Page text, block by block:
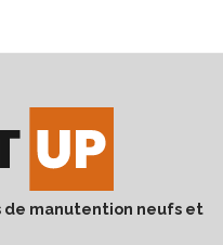
manutention neufs et